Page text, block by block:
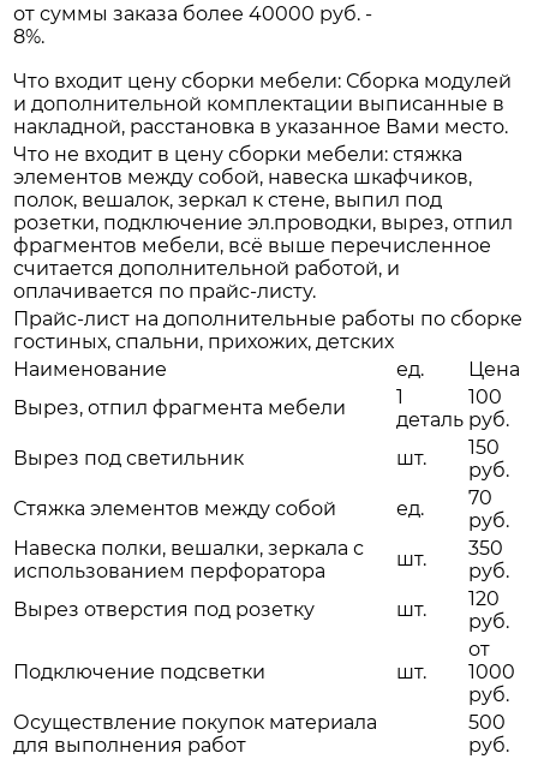
от суммы заказа более 40000 руб. -
8%.
Что входит цену сборки мебели: Сборка модулей
и дополнительной комплектации выписанные в
накладной, расстановка в указанное Вами место.
Что не входит в цену сборки мебели: стяжка
элементов между собой, навеска шкафчиков,
полок, вешалок, зеркал к стене, выпил под
розетки, подключение эл.проводки, вырез, отпил
фрагментов мебели, всё выше перечисленное
считается дополнительной работой, и
оплачивается по прайс-листу.
Прайс-лист на дополнительные работы по сборке
гостиных, спальни, прихожих, детских
Наименование
ед.
Цена
Вырез, отпил фрагмента мебели
1
деталь
100
руб.
Вырез под светильник
шт.
150
руб.
Стяжка элементов между собой
ед.
70
руб.
Навеска полки, вешалки, зеркала с
использованием перфоратора
шт.
350
руб.
Вырез отверстия под розетку
шт.
120
руб.
Подключение подсветки шт.
от
1000
руб.
Осуществление покупок материала
для выполнения работ
500
руб.